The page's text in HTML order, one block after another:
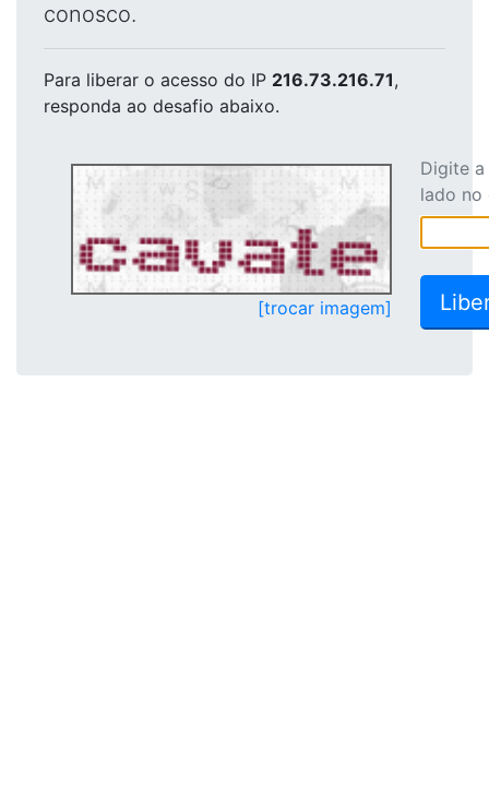
conosco.
Para liberar o acesso do IP 216.73.216.71,
responda ao desafio abaixo.
[trocar imagem]
Digite
lado no